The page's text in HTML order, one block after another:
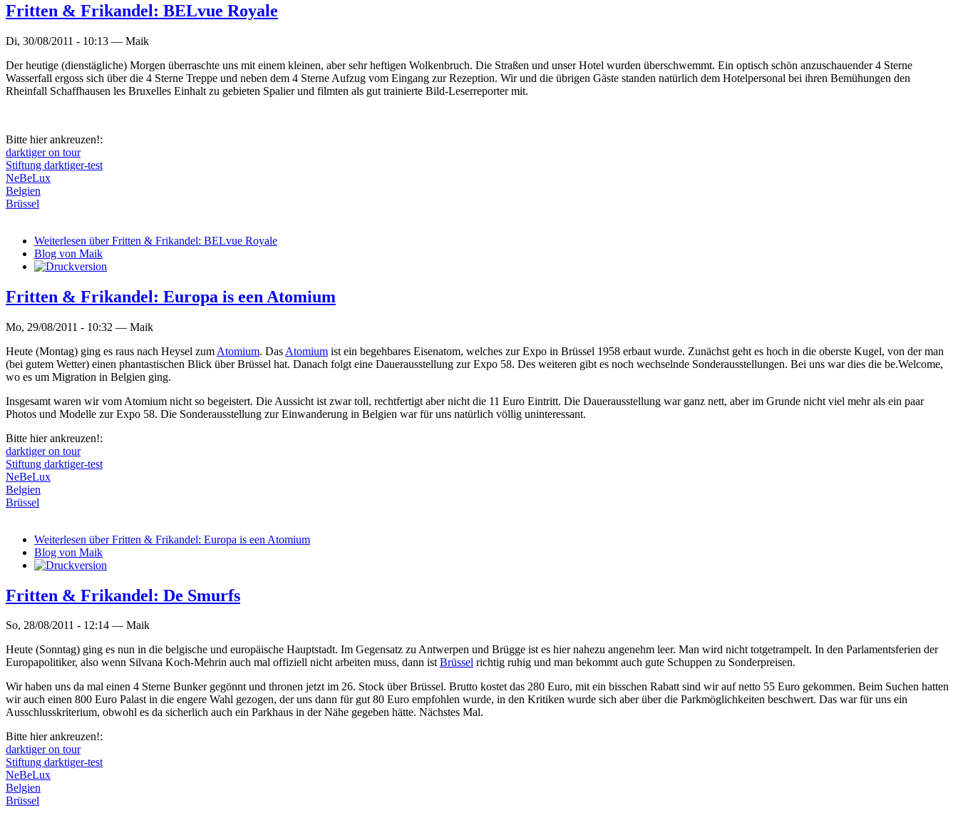
Fritten & Frikandel: BELvue Royale
Di, 30/08/2011 - 10:13 — Maik
Der heutige (dienstägliche) Morgen überraschte uns mit einem kleinen, aber sehr heftigen Wolkenbruch. Die Straßen und unser Hotel wurden überschwemmt. Ein optisch schön anzuschauender 4 Sterne
Wasserfall ergoss sich über die 4 Sterne Treppe und neben dem 4 Sterne Aufzug vom Eingang zur Rezeption. Wir und die übrigen Gäste standen natürlich dem Hotelpersonal bei ihren Bemühungen den
Rheinfall Schaffhausen les Bruxelles Einhalt zu gebieten Spalier und filmten als gut trainierte Bild-Leserreporter mit.
Bitte hier ankreuzen!:
darktiger on tour
Stiftung darktiger-test
NeBeLux
Belgien
Brüssel
Weiterlesen über Fritten & Frikandel: BELvue Royale
Blog von Maik
Fritten & Frikandel: Europa is een Atomium
Mo, 29/08/2011 - 10:32 — Maik
Heute (Montag) ging es raus nach Heysel zum Atomium. Das Atomium ist ein begehbares Eisenatom, welches zur Expo in Brüssel 1958 erbaut wurde. Zunächst geht es hoch in die oberste Kugel, von der man
(bei gutem Wetter) einen phantastischen Blick über Brüssel hat. Danach folgt eine Dauerausstellung zur Expo 58. Des weiteren gibt es noch wechselnde Sonderausstellungen. Bei uns war dies die be.Welcome,
wo es um Migration in Belgien ging.
Insgesamt waren wir vom Atomium nicht so begeistert. Die Aussicht ist zwar toll, rechtfertigt aber nicht die 11 Euro Eintritt. Die Dauerausstellung war ganz nett, aber im Grunde nicht viel mehr als ein paar
Photos und Modelle zur Expo 58. Die Sonderausstellung zur Einwanderung in Belgien war für uns natürlich völlig uninteressant.
Bitte hier ankreuzen!:
darktiger on tour
Stiftung darktiger-test
NeBeLux
Belgien
Brüssel
Weiterlesen über Fritten & Frikandel: Europa is een Atomium
Blog von Maik
Fritten & Frikandel: De Smurfs
So, 28/08/2011 - 12:14 — Maik
Heute (Sonntag) ging es nun in die belgische und europäische Hauptstadt. Im Gegensatz zu Antwerpen und Brügge ist es hier nahezu angenehm leer. Man wird nicht totgetrampelt. In den Parlamentsferien der
Europapolitiker, also wenn Silvana Koch-Mehrin auch mal offiziell nicht arbeiten muss, dann istBrüssel richtig ruhig und man bekommt auch gute Schuppen zu Sonderpreisen.
Wir haben uns da mal einen 4 Sterne Bunker gegönnt und thronen jetzt im 26. Stock über Brüssel. Brutto kostet das 280 Euro, mit ein bisschen Rabatt sind wir auf netto 55 Euro gekommen. Beim Suchen hatten
wir auch einen 800 Euro Palast in die engere Wahl gezogen, der uns dann für gut 80 Euro empfohlen wurde, in den Kritiken wurde sich aber über die Parkmöglichkeiten beschwert. Das war für uns ein
Ausschlusskriterium, obwohl es da sicherlich auch ein Parkhaus in der Nähe gegeben hätte. Nächstes Mal.
Bitte hier ankreuzen!:
darktiger on tour
Stiftung darktiger-test
NeBeLux
Belgien
Brüssel